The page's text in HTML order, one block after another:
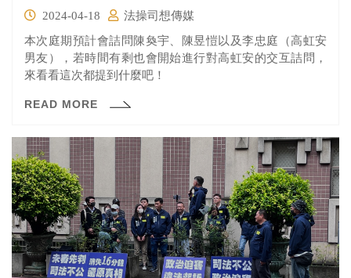
2024-04-18
法操司想傳媒
本次庭期預計會詰問陳奐宇、陳昱愷以及李忠庭（高虹安
男友），若時間有剩也會開始進行對高虹安的交互詰問，
來看看這次都提到什麼吧！
READ MORE